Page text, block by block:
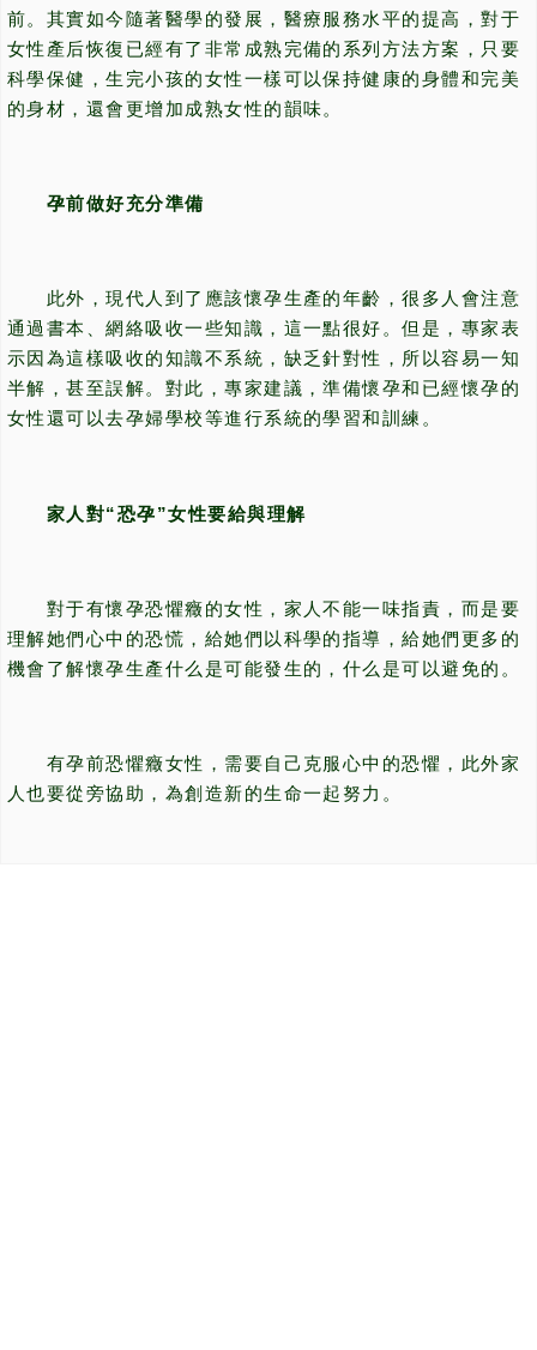
前。其實如今隨著醫學的發展，醫療服務水平的提高，對于
女性產后恢復已經有了非常成熟完備的系列方法方案，只要
科學保健，生完小孩的女性一樣可以保持健康的身體和完美
的身材，還會更增加成熟女性的韻味。
孕前做好充分準備
此外，現代人到了應該懷孕生產的年齡，很多人會注意
通過書本、網絡吸收一些知識，這一點很好。但是，專家表
示因為這樣吸收的知識不系統，缺乏針對性，所以容易一知
半解，甚至誤解。對此，專家建議，準備懷孕和已經懷孕的
女性還可以去孕婦學校等進行系統的學習和訓練。
家人對“恐孕”女性要給與理解
對于有懷孕恐懼癥的女性，家人不能一味指責，而是要
理解她們心中的恐慌，給她們以科學的指導，給她們更多的
機會了解懷孕生產什么是可能發生的，什么是可以避免的。
有孕前恐懼癥女性，需要自己克服心中的恐懼，此外家
人也要從旁協助，為創造新的生命一起努力。